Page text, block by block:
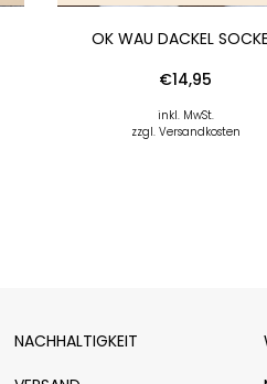
OK WAU DACKEL
€14,95
inkl. MwSt.
zzgl. Versandkosten
NACHHALTIGKEIT